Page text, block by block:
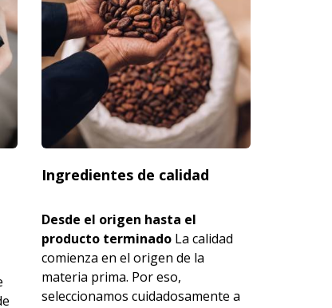
Ingredientes de calidad
Desde el origen hasta el
producto terminadoLa calidad
comienza en el origen de la
materia prima. Por eso,
seleccionamos cuidadosamente a